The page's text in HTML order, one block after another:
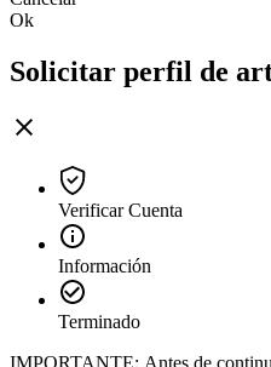
Ok
Solicitar perfil de
Verificar Cuenta
Información
Terminado
IMPORTANTE: Antes de